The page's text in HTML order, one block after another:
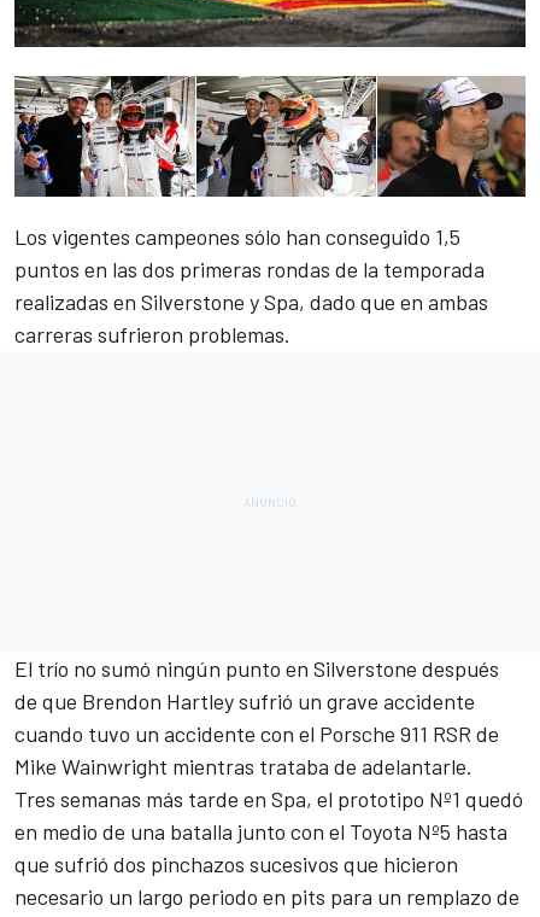
Los vigentes campeones sólo han conseguido 1,5
puntos en las dos primeras rondas de la temporada
realizadas en Silverstone y Spa, dado que en ambas
carreras sufrieron problemas.
El trío no sumó ningún punto en Silverstone después
de que Brendon Hartley sufrió un grave accidente
cuando tuvo un accidente con el Porsche 911 RSR de
Mike Wainwright mientras trataba de adelantarle.
Tres semanas más tarde en Spa, el prototipo Nº1 quedó
en medio de una batalla junto con el Toyota Nº5 hasta
que sufrió dos pinchazos sucesivos que hicieron
necesario un largo periodo en pits para un remplazo de